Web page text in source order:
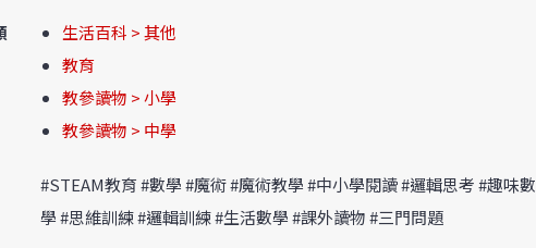
生活百科 > 其他
教育
教參讀物 > 小學
教參讀物 > 中學
#STEAM教育 #數學 #魔術 #魔術教學 #中小學閱讀 #邏輯思考 #趣味數
學 #思維訓練 #邏輯訓練 #生活數學 #課外讀物 #三門問題